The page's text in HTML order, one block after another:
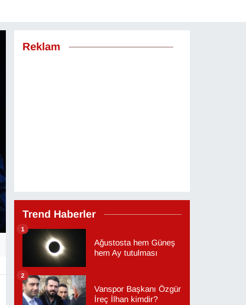
Reklam
Trend Haberler
Ağustosta hem Güneş
hem Ay tutulması
1
Vanspor Başkanı Özgür
İreç İlhan kimdir?
2